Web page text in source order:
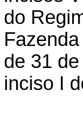
do
de 31
inciso I